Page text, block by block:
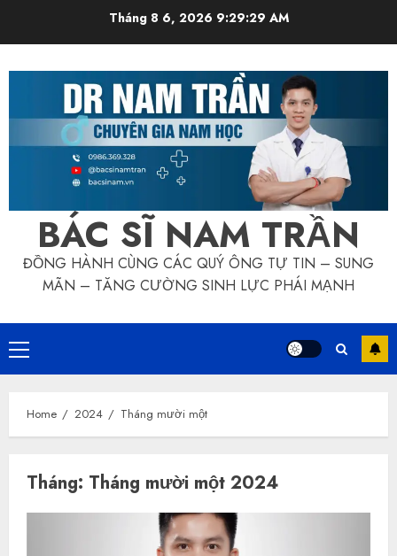
Tháng 8 6, 2026 9:29:30 AM
BÁC SĨ NAM TRẦN
ĐỒNG HÀNH CÙNG CÁC QUÝ ÔNG TỰ TIN – SUNG
MÃN – TĂNG CƯỜNG SINH LỰC PHÁI MẠNH
Primary
Menu
Home 2024 Tháng mười một
Tháng: Tháng mười một 2024